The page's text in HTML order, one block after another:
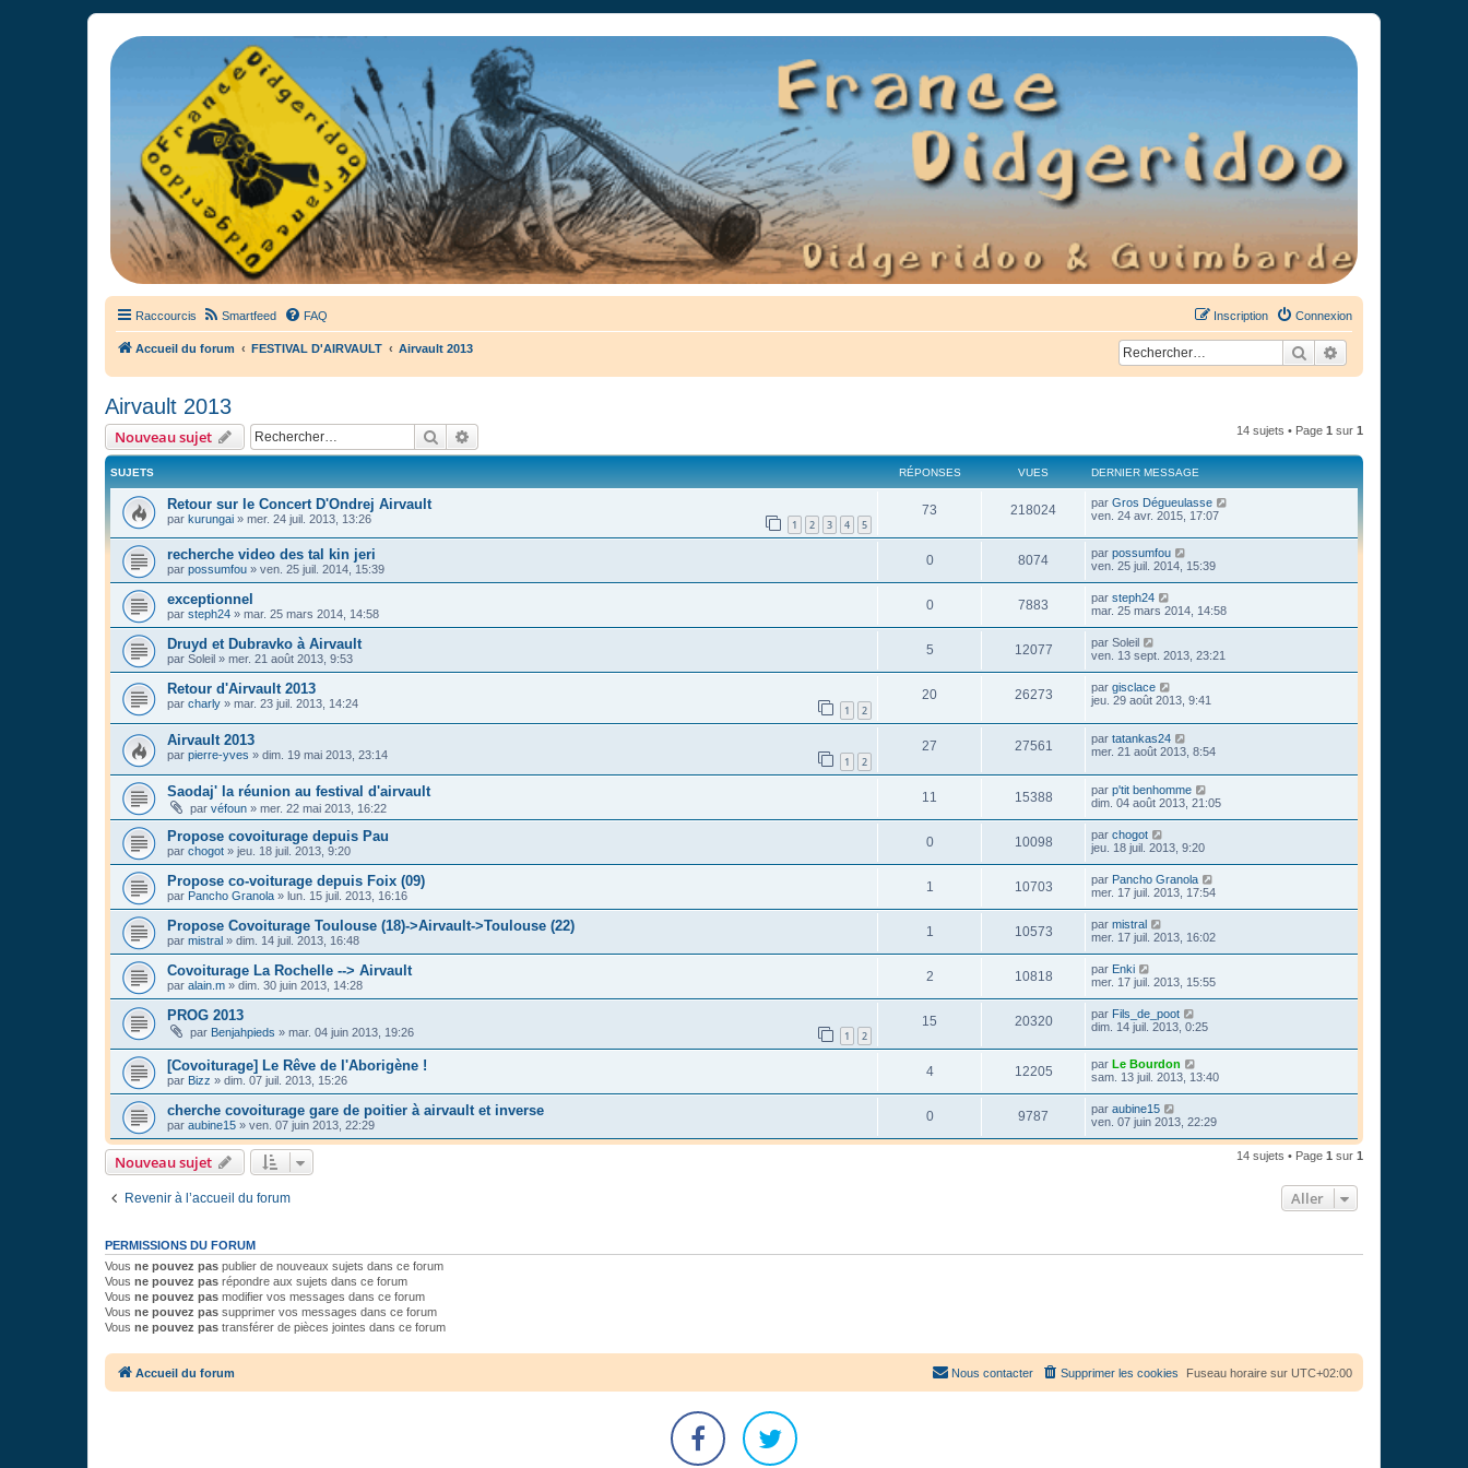
France Didgeridoo
Didgeridoo et Guimbarde sur France Didgeridoo - retrouvez la communauté.
Raccourcis Smartfeed FAQ Connexion
Inscription
Accueil du forum FESTIVAL D'AIRVAULT Airvault 2013 Rechercher
Airvault 2013
Nouveau sujet Rechercher 14 sujets • Page 1 sur 1
SUJETS RÉPONSES VUES DERNIER MESSAGE
Retour sur le Concert D'Ondrej Airvault
par kurungai » mer. 24 juil. 2013, 13:26 1 2 3 4 5
73 218024 par Gros Dégueulasse
ven. 24 avr. 2015, 17:07
recherche video des tal kin jeri
par possumfou » ven. 25 juil. 2014, 15:39
0 8074 par possumfou
ven. 25 juil. 2014, 15:39
exceptionnel
par steph24 » mar. 25 mars 2014, 14:58
0 7883 par steph24
mar. 25 mars 2014, 14:58
Druyd et Dubravko à Airvault
par Soleil » mer. 21 août 2013, 9:53
5 12077 par Soleil
ven. 13 sept. 2013, 23:21
Retour d'Airvault 2013
par charly » mar. 23 juil. 2013, 14:24 1 2
20 26273 par gisclace
jeu. 29 août 2013, 9:41
Airvault 2013
par pierre-yves » dim. 19 mai 2013, 23:14 1 2
27 27561 par tatankas24
mer. 21 août 2013, 8:54
Saodaj' la réunion au festival d'airvault
par véfoun » mer. 22 mai 2013, 16:22
11 15388 par p'tit benhomme
dim. 04 août 2013, 21:05
Propose covoiturage depuis Pau
par chogot » jeu. 18 juil. 2013, 9:20
0 10098 par chogot
jeu. 18 juil. 2013, 9:20
Propose co-voiturage depuis Foix (09)
par Pancho Granola » lun. 15 juil. 2013, 16:16
1 10703 par Pancho Granola
mer. 17 juil. 2013, 17:54
Propose Covoiturage Toulouse (18)->Airvault->Toulouse (22)
par mistral » dim. 14 juil. 2013, 16:48
1 10573 par mistral
mer. 17 juil. 2013, 16:02
Covoiturage La Rochelle --> Airvault
par alain.m » dim. 30 juin 2013, 14:28
2 10818 par Enki
mer. 17 juil. 2013, 15:55
PROG 2013
par Benjahpieds » mar. 04 juin 2013, 19:26 1 2
15 20320 par Fils_de_poot
dim. 14 juil. 2013, 0:25
[Covoiturage] Le Rêve de l'Aborigène !
par Bizz » dim. 07 juil. 2013, 15:26
4 12205 par Le Bourdon
sam. 13 juil. 2013, 13:40
cherche covoiturage gare de poitier à airvault et inverse
par aubine15 » ven. 07 juin 2013, 22:29
0 9787 par aubine15
ven. 07 juin 2013, 22:29
Nouveau sujet 14 sujets • Page 1 sur 1
Revenir à l’accueil du forum Aller
PERMISSIONS DU FORUM
Vous ne pouvez pas publier de nouveaux sujets dans ce forum
Vous ne pouvez pas répondre aux sujets dans ce forum
Vous ne pouvez pas modifier vos messages dans ce forum
Vous ne pouvez pas supprimer vos messages dans ce forum
Vous ne pouvez pas transférer de pièces jointes dans ce forum
Accueil du forum Fuseau horaire sur UTC+02:00
Supprimer les cookies
Nous contacter